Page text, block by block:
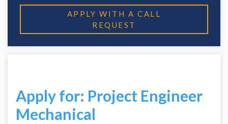
APPLY WITH A CALL
REQUEST
Apply for: Project Engineer
Mechanical